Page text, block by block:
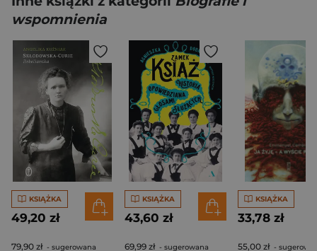
wspomnienia
KSIĄŻKA
49,20 zł
79,90 zł - sugerowana
KSIĄŻKA
43,60 zł
69,99 zł - sugerowana
KSIĄŻKA
33,78 zł
55,00 zł -